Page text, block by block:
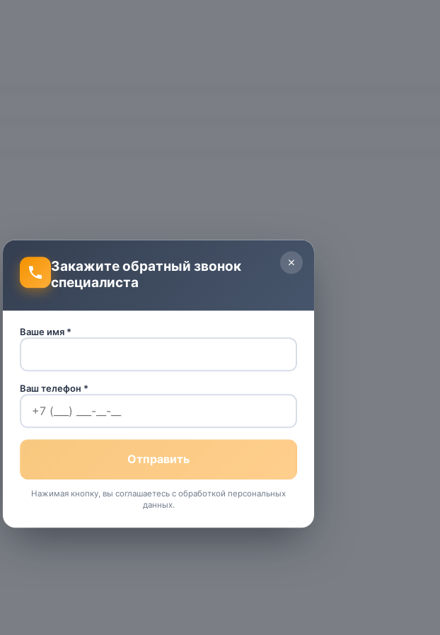
Закажите обратный звонок
специалиста
Ваше имя *
Ваш телефон *
Нажимая кнопку, вы соглашаетесь с обработкой персональных
данных.